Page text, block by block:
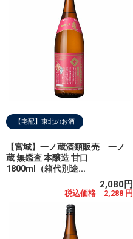
【宅配】東北のお酒
【宮城】一ノ蔵酒類販売 一ノ
蔵 無鑑査 本醸造 甘口
1800ml（箱代別途...
2,080円
税込価格 2,288 円